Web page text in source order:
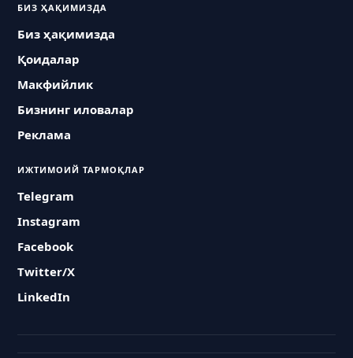
БИЗ ҲАҚИМИЗДА
Биз ҳақимизда
Қоидалар
Макфийлик
Бизнинг иловалар
Реклама
ИЖТИМОИЙ ТАРМОҚЛАР
Telegram
Instagram
Facebook
Twitter/X
LinkedIn